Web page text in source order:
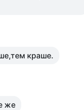
краше.
же